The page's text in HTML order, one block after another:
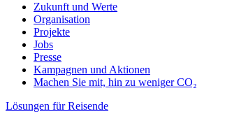
Zukunft und Werte
Organisation
Projekte
Jobs
Presse
Kampagnen und Aktionen
Machen Sie mit, hin zu weniger CO₂
Lösungen für Reisende